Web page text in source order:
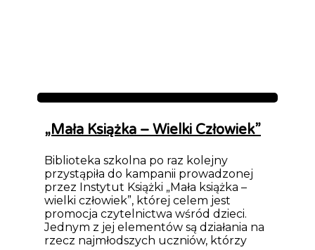
Aktualności
„Mała Książka – Wielki Człowiek”
Biblioteka szkolna po raz kolejny
przystąpiła do kampanii prowadzonej
przez Instytut Książki „Mała książka –
wielki człowiek”, której celem jest
promocja czytelnictwa wśród dzieci.
Jednym z jej elementów są działania na
rzecz najmłodszych uczniów, którzy